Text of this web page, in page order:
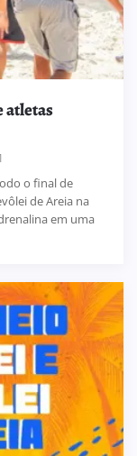
atletas
o final de
de Areia na
em uma